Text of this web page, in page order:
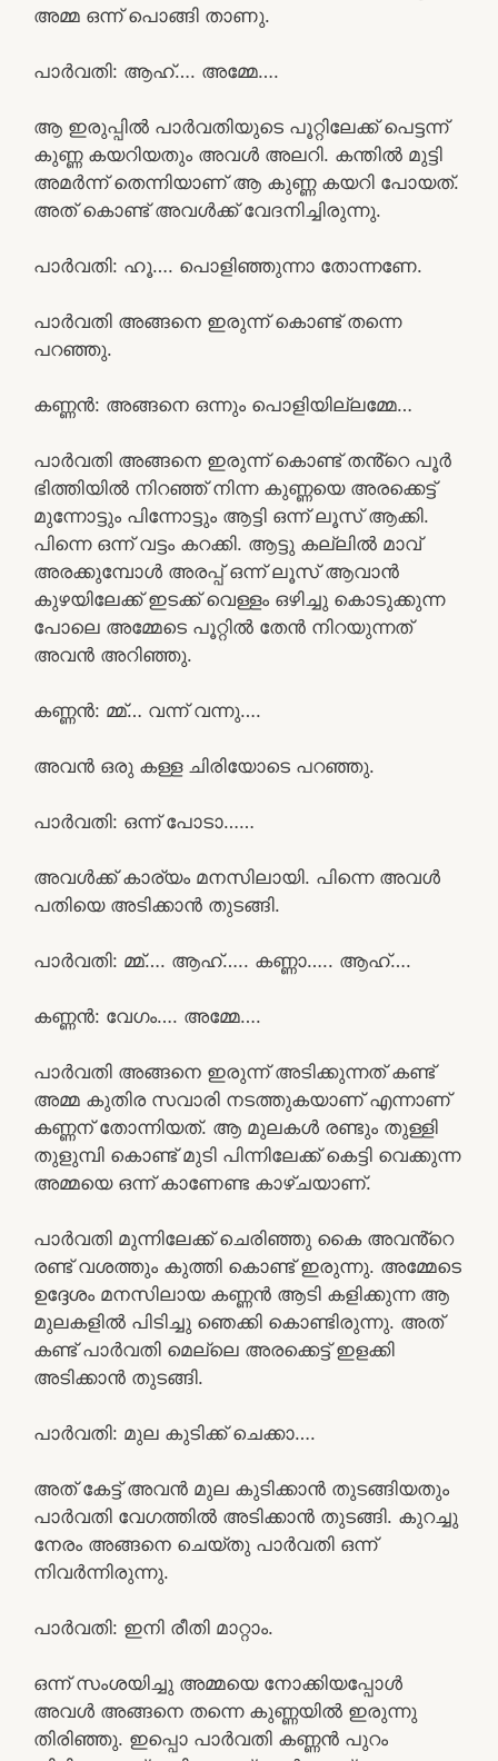
അമ്മ ഒന്ന് പൊങ്ങി താണു.
പാർവതി: ആഹ്…. അമ്മേ….
ആ ഇരുപ്പിൽ പാർവതിയുടെ പൂറ്റിലേക്ക് പെട്ടന്ന്
കുണ്ണ കയറിയതും അവൾ അലറി. കന്തിൽ മുട്ടി
അമർന്ന് തെന്നിയാണ് ആ കുണ്ണ കയറി പോയത്.
അത് കൊണ്ട് അവൾക്ക് വേദനിച്ചിരുന്നു.
പാർവതി: ഹൂ…. പൊളിഞ്ഞുന്നാ തോന്നണേ.
പാർവതി അങ്ങനെ ഇരുന്ന് കൊണ്ട് തന്നെ
പറഞ്ഞു.
കണ്ണൻ: അങ്ങനെ ഒന്നും പൊളിയില്ലമ്മേ…
പാർവതി അങ്ങനെ ഇരുന്ന് കൊണ്ട് തൻ്റെ പൂർ
ഭിത്തിയിൽ നിറഞ്ഞ് നിന്ന കുണ്ണയെ അരക്കെട്ട്
മുന്നോട്ടും പിന്നോട്ടും ആട്ടി ഒന്ന് ലൂസ് ആക്കി.
പിന്നെ ഒന്ന് വട്ടം കറക്കി. ആട്ടു കല്ലിൽ മാവ്
അരക്കുമ്പോൾ അരപ്പ് ഒന്ന് ലൂസ് ആവാൻ
കുഴയിലേക്ക് ഇടക്ക് വെള്ളം ഒഴിച്ചു കൊടുക്കുന്ന
പോലെ അമ്മേടെ പൂറ്റിൽ തേൻ നിറയുന്നത്
അവൻ അറിഞ്ഞു.
കണ്ണൻ: മ്മ്… വന്ന് വന്നു….
അവൻ ഒരു കള്ള ചിരിയോടെ പറഞ്ഞു.
പാർവതി: ഒന്ന് പോടാ……
അവൾക്ക് കാര്യം മനസിലായി. പിന്നെ അവൾ
പതിയെ അടിക്കാൻ തുടങ്ങി.
പാർവതി: മ്മ്…. ആഹ്….. കണ്ണാ….. ആഹ്….
കണ്ണൻ: വേഗം…. അമ്മേ….
പാർവതി അങ്ങനെ ഇരുന്ന് അടിക്കുന്നത് കണ്ട്
അമ്മ കുതിര സവാരി നടത്തുകയാണ് എന്നാണ്
കണ്ണന് തോന്നിയത്. ആ മുലകൾ രണ്ടും തുള്ളി
തുളുമ്പി കൊണ്ട് മുടി പിന്നിലേക്ക് കെട്ടി വെക്കുന്ന
അമ്മയെ ഒന്ന് കാണേണ്ട കാഴ്ചയാണ്.
പാർവതി മുന്നിലേക്ക് ചെരിഞ്ഞു കൈ അവൻ്റെ
രണ്ട് വശത്തും കുത്തി കൊണ്ട് ഇരുന്നു. അമ്മേടെ
ഉദ്ദേശം മനസിലായ കണ്ണൻ ആടി കളിക്കുന്ന ആ
മുലകളിൽ പിടിച്ചു ഞെക്കി കൊണ്ടിരുന്നു. അത്
കണ്ട് പാർവതി മെല്ലെ അരക്കെട്ട് ഇളക്കി
അടിക്കാൻ തുടങ്ങി.
പാർവതി: മുല കുടിക്ക് ചെക്കാ….
അത് കേട്ട് അവൻ മുല കുടിക്കാൻ തുടങ്ങിയതും
പാർവതി വേഗത്തിൽ അടിക്കാൻ തുടങ്ങി. കുറച്ചു
നേരം അങ്ങനെ ചെയ്തു പാർവതി ഒന്ന്
നിവർന്നിരുന്നു.
പാർവതി: ഇനി രീതി മാറ്റാം.
ഒന്ന് സംശയിച്ചു അമ്മയെ നോക്കിയപ്പോൾ
അവൾ അങ്ങനെ തന്നെ കുണ്ണയിൽ ഇരുന്നു
തിരിഞ്ഞു. ഇപ്പൊ പാർവതി കണ്ണൻ പുറം